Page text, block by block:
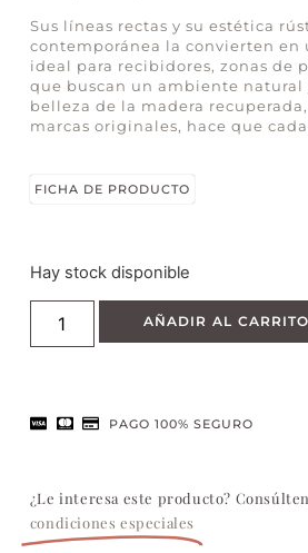
Sus líneas rectas y su estética
contemporánea la convierten en
ideal para recibidores, zonas de
que buscan un ambiente natural
belleza de la madera
marcas originales, hace que
FICHA DE PRODUCTO
Hay stock disponible
AÑADIR AL CARRITO
PAGO 100% SEGURO
¿Le interesa este producto?
condiciones especiales